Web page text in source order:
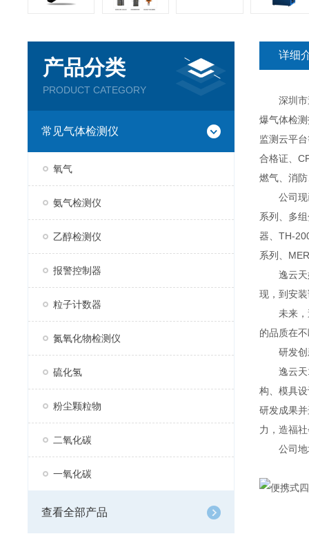
产品分类
PRODUCT CATEGORY
常见气体检测仪
氧气
氨气检测仪
乙醇检测仪
报警控制器
粒子计数器
氮氧化物检测仪
硫化氢
粉尘颗粒物
二氧化碳
一氧化碳
查看全部产品
详细
深圳市逸
爆气体检
监测云平
合格证、
燃气、消
公司现已
系列、多
器、TH-
系列、
逸云天始
现，到安
未来，逸
的品质在
研发创
逸云天13
构、模具
研发成果
力，造福
公司地址